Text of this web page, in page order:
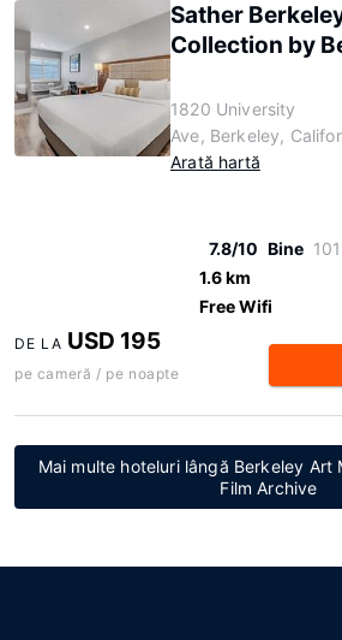
Sather
Collection by
1820 University
Ave, Berkeley,
Arată hartă
7.8/10 Bine
1.6 km
Free Wifi
DE LA USD 195
pe cameră / pe noapte
Mai multe hoteluri lângă Berkeley Art
Film Archive